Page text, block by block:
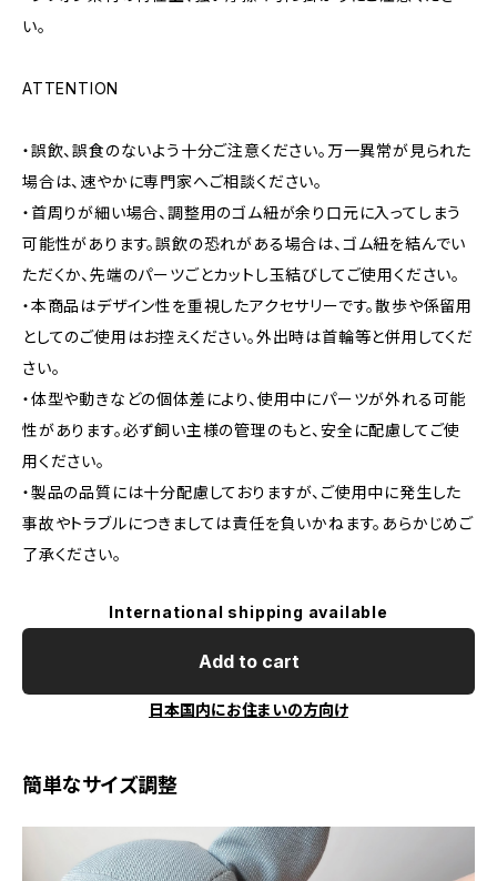
い。
ATTENTION
・誤飲、誤食のないよう十分ご注意ください。万一異常が見られた
場合は、速やかに専門家へご相談ください。
・首周りが細い場合、調整用のゴム紐が余り口元に入ってしまう
可能性があります。誤飲の恐れがある場合は、ゴム紐を結んでい
ただくか、先端のパーツごとカットし玉結びしてご使用ください。
・本商品はデザイン性を重視したアクセサリーです。散歩や係留用
としてのご使用はお控えください。外出時は首輪等と併用してくだ
さい。
・体型や動きなどの個体差により、使用中にパーツが外れる可能
性があります。必ず飼い主様の管理のもと、安全に配慮してご使
用ください。
・製品の品質には十分配慮しておりますが、ご使用中に発生した
事故やトラブルにつきましては責任を負いかねます。あらかじめご
了承ください。
International shipping available
Add to cart
日本国内にお住まいの方向け
簡単なサイズ調整